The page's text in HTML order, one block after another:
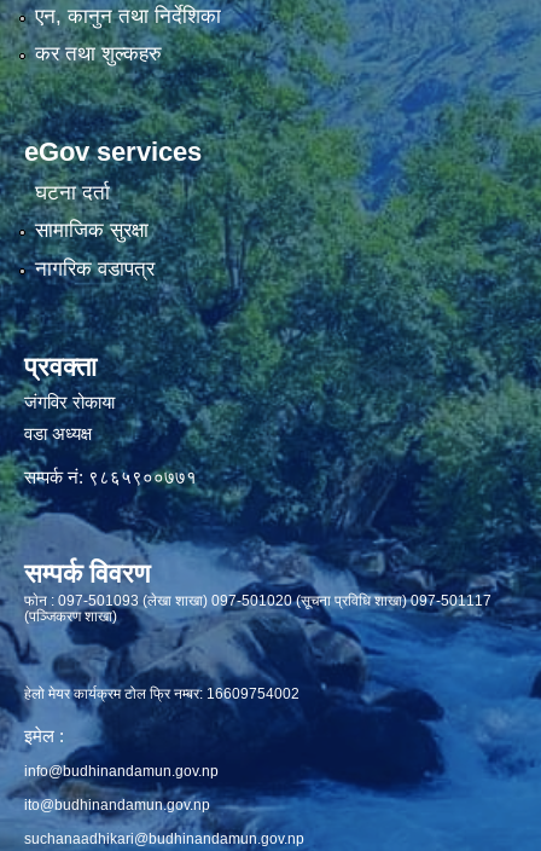
एन, कानुन तथा निर्देशिका
कर तथा शुल्कहरु
eGov services
घटना दर्ता
सामाजिक सुरक्षा
नागरिक वडापत्र
प्रवक्ता
जंगविर रोकाया
वडा अध्यक्ष
सम्पर्क नं: ९८६५९००७७१
सम्पर्क विवरण
फाेन : 097-501093 (लेखा शाखा) 097-501020 (सूचना प्रविधि शाखा) 097-501117
(पञ्जिकरण शाखा)
हेलो मेयर कार्यक्रम टोल फ्रि नम्बर: 16609754002
इमेल :
info@budhinandamun.gov.np
ito@budhinandamun.gov.np
suchanaadhikari@budhinandamun.gov.np